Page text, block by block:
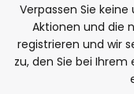
Verpassen Sie
Aktionen und die
registrieren und wir
zu, den Sie bei